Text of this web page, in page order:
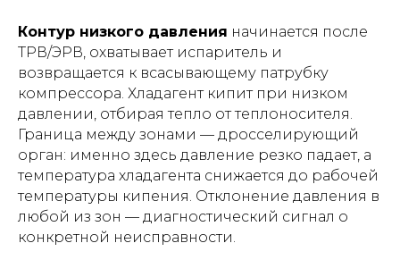
Контур низкого давления начинается после
ТРВ/ЭРВ, охватывает испаритель и
возвращается к всасывающему патрубку
компрессора. Хладагент кипит при низком
давлении, отбирая тепло от теплоносителя.
Граница между зонами — дросселирующий
орган: именно здесь давление резко падает, а
температура хладагента снижается до рабочей
температуры кипения. Отклонение давления в
любой из зон — диагностический сигнал о
конкретной неисправности.